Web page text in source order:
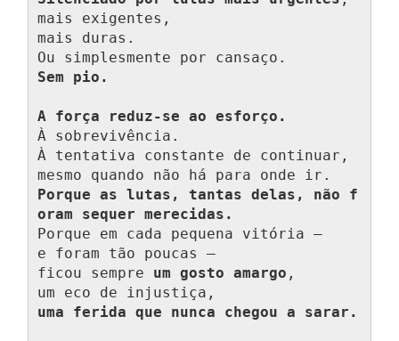
mais exigentes,
mais duras.
Sem pio.
A força reduz-se ao esforço.
À sobrevivência.
À tentativa constante de continuar,
Porque as lutas, tantas delas, não f
oram sequer merecidas.
Porque em cada pequena vitória —
e foram tão poucas —
ficou sempre um gosto amargo ,
uma ferida que nunca chegou a sarar.